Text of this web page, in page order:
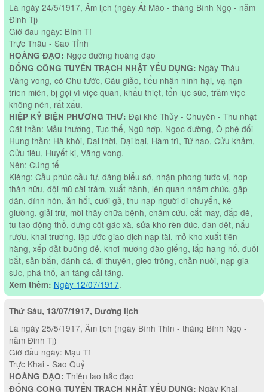
Là ngày 24/5/1917, Âm lịch (ngày Ất Mão - tháng Bính Ngọ - năm
Đinh Tị)
Giờ đầu ngày: Bính Tí
Trực Thâu - Sao Tỉnh
HOÀNG ĐẠO: Ngọc đường hoàng đạo
ĐỔNG CÔNG TUYỂN TRẠCH NHẬT YẾU DỤNG: Ngày Thâu -
Vãng vong, có Chu tước, Câu giảo, tiểu nhân hình hại, vạ nạn
triền miên, bị gọi vì việc quan, khẩu thiệt, tổn lục súc, trăm việc
không nên, rất xấu.
HIỆP KỶ BIỆN PHƯƠNG THƯ: Đại khê Thủy - Chuyên - Thu nhật
Cát thần: Mẫu thương, Tục thế, Ngũ hợp, Ngọc đường, Ô phệ đối
Hung thần: Hà khôi, Đại thời, Đại bại, Hàm trì, Tứ hao, Cửu khảm,
Cửu tiêu, Huyết kị, Vãng vong.
Nên: Cúng tế
Kiêng: Cầu phúc cầu tự, dâng biểu sớ, nhận phong tước vị, họp
thân hữu, đội mũ cài trâm, xuất hành, lên quan nhậm chức, gặp
dân, đính hôn, ăn hối, cưới gả, thu nạp người di chuyển, kê
giường, giải trừ, mời thầy chữa bệnh, châm cứu, cắt may, đắp đê,
tu tạo động thổ, dựng cột gác xà, sửa kho rèn đúc, đan dệt, nấu
rượu, khai trương, lập ước giao dịch nạp tài, mỏ kho xuất tiền
hàng, xếp đặt buồng đẻ, khơi mương đào giếng, lấp hang hố, đuổi
bắt, săn bắn, đánh cá, đi thuyền, gieo trồng, chăn nuôi, nạp gia
súc, phá thổ, an táng cải táng.
Xem thêm: Ngày 12/07/1917.
Thứ Sáu, 13/07/1917, Dương lịch
Là ngày 25/5/1917, Âm lịch (ngày Bính Thìn - tháng Bính Ngọ -
năm Đinh Tị)
Giờ đầu ngày: Mậu Tí
Trực Khai - Sao Quỷ
HOÀNG ĐẠO: Thiên lao hắc đạo
ĐỔNG CÔNG TUYỂN TRẠCH NHẬT YẾU DỤNG: Ngày Khai -